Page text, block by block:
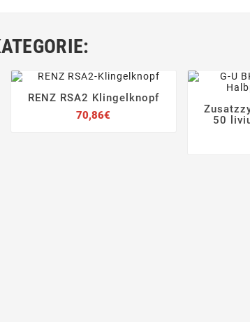

RENZ RSA2 Klingelknopf
70,86€

50